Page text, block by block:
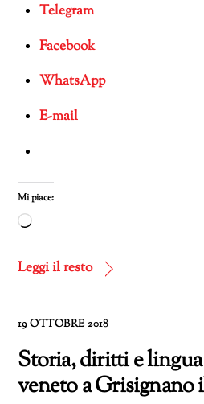
Telegram
Facebook
WhatsApp
E-mail
Mi piace:
Caricamento
corso…
Leggi il resto
19 OTTOBRE 2018
Storia, diritti e
veneto a Grisignano